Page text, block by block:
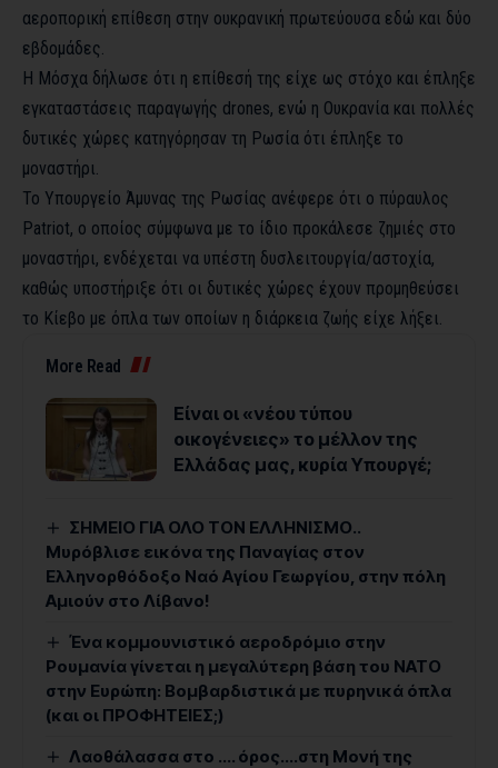
αεροπορική επίθεση στην ουκρανική πρωτεύουσα εδώ και δύο
εβδομάδες.
Η Μόσχα δήλωσε ότι η επίθεσή της είχε ως στόχο και έπληξε
εγκαταστάσεις παραγωγής drones, ενώ η Ουκρανία και πολλές
δυτικές χώρες κατηγόρησαν τη Ρωσία ότι έπληξε το
μοναστήρι.
Το Υπουργείο Άμυνας της Ρωσίας ανέφερε ότι ο πύραυλος
Patriot, ο οποίος σύμφωνα με το ίδιο προκάλεσε ζημιές στο
μοναστήρι, ενδέχεται να υπέστη δυσλειτουργία/αστοχία,
καθώς υποστήριξε ότι οι δυτικές χώρες έχουν προμηθεύσει
το Κίεβο με όπλα των οποίων η διάρκεια ζωής είχε λήξει.
More Read
Είναι οι «νέου τύπου
οικογένειες» το μέλλον της
Ελλάδας μας, κυρία Υπουργέ;
ΣΗΜΕΙΟ ΓΙΑ ΟΛΟ ΤΟΝ ΕΛΛΗΝΙΣΜΟ..
Μυρόβλισε εικόνα της Παναγίας στον
Ελληνορθόδοξο Ναό Αγίου Γεωργίου, στην πόλη
Αμιούν στο Λίβανο!
Ένα κομμουνιστικό αεροδρόμιο στην
Ρουμανία γίνεται η μεγαλύτερη βάση του ΝΑΤΟ
στην Ευρώπη: Βομβαρδιστικά με πυρηνικά όπλα
(και οι ΠΡΟΦΗΤΕΙΕΣ;)
Λαοθάλασσα στο …. όρος….στη Μονή της